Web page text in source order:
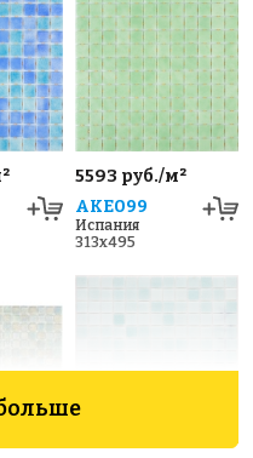
5593 руб./м²
AKE099
Испания
313x495